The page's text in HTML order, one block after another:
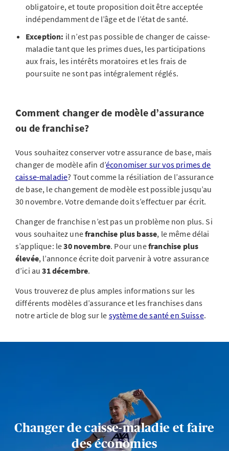
obligatoire, et toute proposition doit être acceptée
indépendamment de l’âge et de l’état de santé.
Exception: il n’est pas possible de changer de caisse-
maladie tant que les primes dues, les participations
aux frais, les intérêts moratoires et les frais de
poursuite ne sont pas intégralement réglés.
Comment changer de modèle d’assurance
ou de franchise?
Vous souhaitez conserver votre assurance de base, mais
changer de modèle afin d’économiser sur vos primes de
caisse-maladie? Tout comme la résiliation de l’assurance
de base, le changement de modèle est possible jusqu’au
30 novembre. Votre demande doit s’effectuer par écrit.
Changer de franchise n’est pas un problème non plus. Si
vous souhaitez unefranchise plus basse, le même délai
s’applique: le30 novembre. Pour unefranchise plus
élevée, l’annonce écrite doit parvenir à votre assurance
d’ici au31 décembre.
Vous trouverez de plus amples informations sur les
différents modèles d’assurance et les franchises dans
notre article de blog sur le système de santé en Suisse.
Changer de caisse-maladie et faire
des économies